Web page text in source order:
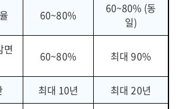
60~80%
60~80% (동
일)
면
60~80% 최대 90%
최대 10년 최대 20년